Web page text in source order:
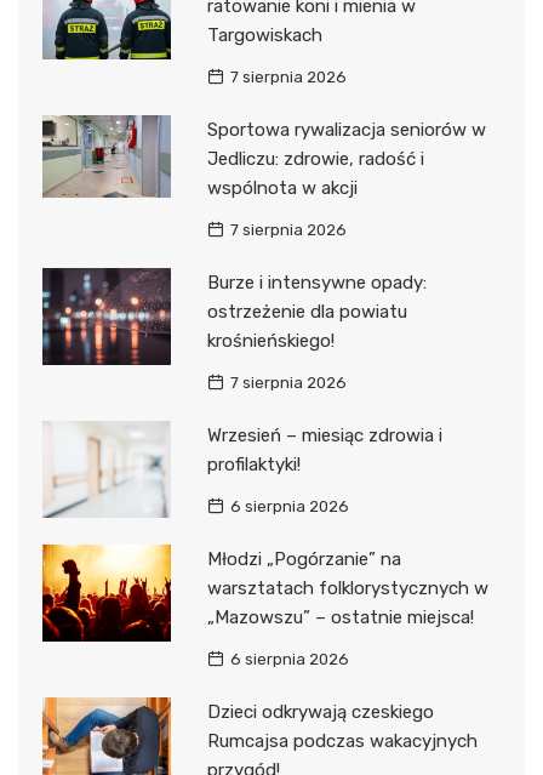
ratowanie koni i mienia w
Targowiskach
7 sierpnia 2026
Sportowa rywalizacja seniorów w
Jedliczu: zdrowie, radość i
wspólnota w akcji
7 sierpnia 2026
Burze i intensywne opady:
ostrzeżenie dla powiatu
krośnieńskiego!
7 sierpnia 2026
Wrzesień – miesiąc zdrowia i
profilaktyki!
6 sierpnia 2026
Młodzi „Pogórzanie” na
warsztatach folklorystycznych w
„Mazowszu” – ostatnie miejsca!
6 sierpnia 2026
Dzieci odkrywają czeskiego
Rumcajsa podczas wakacyjnych
przygód!